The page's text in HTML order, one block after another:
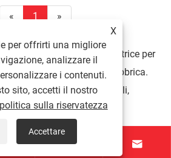
« 1 »
e fornitore affidabile Rullatrice per
Cina, abbiamo la nostra fabbrica.
prodotti di qualità e durevoli,
sulle notizie
 
X
per offrirti una migliore
analizzare il
i contenuti.
sito, accetti il ​​nostro
politica sulla riservatezza
Accettare